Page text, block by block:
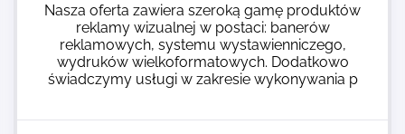
Nasza oferta zawiera szeroką gamę produktów
reklamy wizualnej w postaci: banerów
reklamowych, systemu wystawienniczego,
wydruków wielkoformatowych. Dodatkowo
świadczymy usługi w zakresie wykonywania p